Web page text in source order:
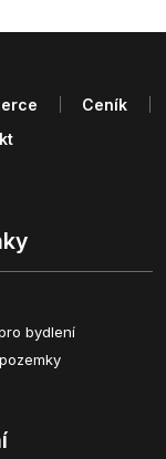
bydlení
Ceník